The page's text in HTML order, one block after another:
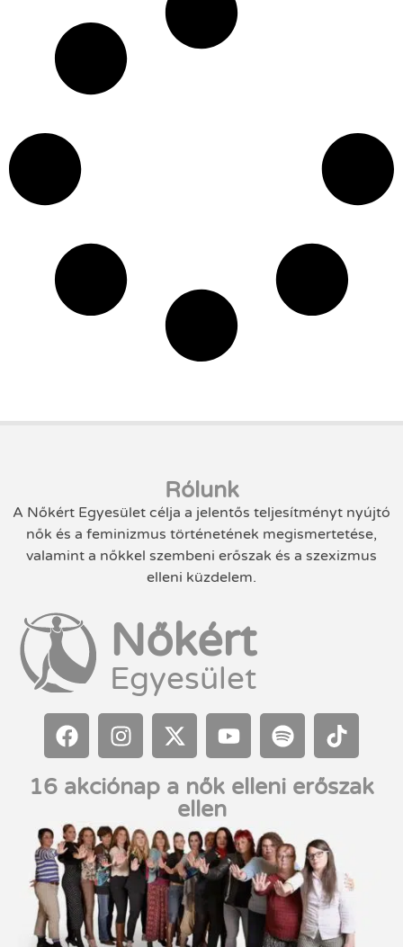
Rólunk
A Nőkért Egyesület célja a jelentős teljesítményt nyújtó
nők és a feminizmus történetének megismertetése,
valamint a nőkkel szembeni erőszak és a szexizmus
elleni küzdelem.
Nőkért
Egyesület
16 akciónap a nők elleni erőszak
ellen